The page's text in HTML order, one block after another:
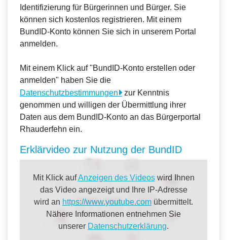
Identifizierung für Bürgerinnen und Bürger. Sie
können sich kostenlos registrieren. Mit einem
BundID-Konto können Sie sich in unserem Portal
anmelden.
Mit einem Klick auf "BundID-Konto erstellen oder
anmelden" haben Sie die
Datenschutzbestimmungen
zur Kenntnis
genommen und willigen der Übermittlung ihrer
Daten aus dem BundID-Konto an das Bürgerportal
Rhauderfehn ein.
Erklärvideo zur Nutzung der BundID
Mit Klick aufAnzeigen des Videoswird Ihnen
das Video angezeigt und Ihre IP-Adresse
wird an https://www.youtube.com übermittelt.
Nähere Informationen entnehmen Sie
unserer Datenschutzerklärung.